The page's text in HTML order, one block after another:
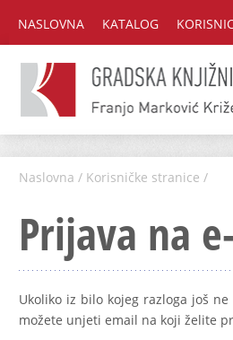
NASLOVNA KATALOG
Naslovna / Korisničke stranice /
Prijava na
Ukoliko iz bilo kojeg razloga još
možete unjeti email na koji želite